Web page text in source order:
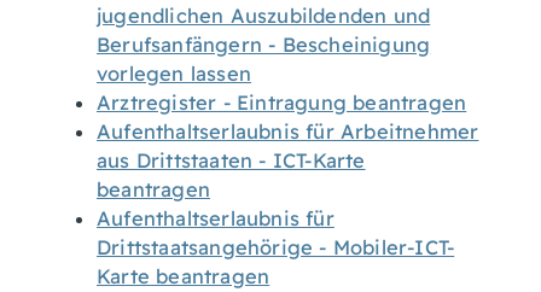
jugendlichen Auszubildenden und
Berufsanfängern - Bescheinigung
vorlegen lassen
Arztregister - Eintragung beantragen
Aufenthaltserlaubnis für Arbeitnehmer
aus Drittstaaten - ICT-Karte
beantragen
Aufenthaltserlaubnis für
Drittstaatsangehörige - Mobiler-ICT-
Karte beantragen